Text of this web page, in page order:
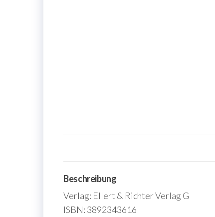
Beschreibung
Verlag: Ellert & Richter Verlag G
ISBN: 3892343616